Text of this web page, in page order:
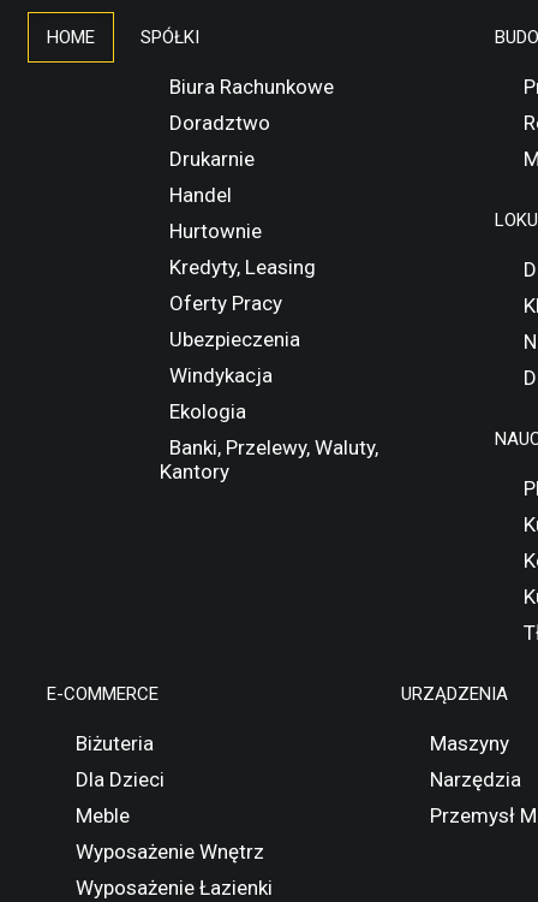
HOME SPÓŁKI
Biura Rachunkowe
Doradztwo
Drukarnie
Handel
Hurtownie
Kredyty, Leasing
Oferty Pracy
Ubezpieczenia
Windykacja
Ekologia
Banki, Przelewy, Waluty,
Kantory
E-COMMERCE
Biżuteria
Dla Dzieci
Meble
Wyposażenie Wnętrz
Wyposażenie Łazienki
URZĄDZENIA
Maszyny
Narzędzia
Przemysł